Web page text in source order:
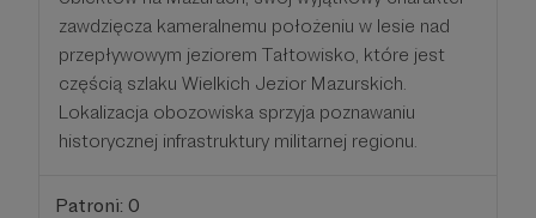
zawdzięcza kameralnemu położeniu w lesie nad
przepływowym jeziorem Tałtowisko, które jest
częścią szlaku Wielkich Jezior Mazurskich.
Lokalizacja obozowiska sprzyja poznawaniu
historycznej infrastruktury militarnej regionu.
Patroni: 0